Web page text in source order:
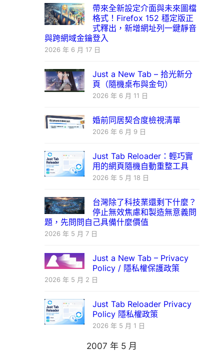
帶來全新設定介面與未來圖檔
格式！Firefox 152 穩定版正
式釋出，新增網址列一鍵靜音
與跨網域金鑰登入
2026 年 6 月 17 日
Just a New Tab – 拾光新分
頁（隨機桌布與金句）
2026 年 6 月 11 日
婚前同居契合度檢視清單
2026 年 6 月 9 日
Just Tab Reloader：輕巧實
用的網頁隨機自動重整工具
2026 年 5 月 18 日
台灣除了科技業還剩下什麼？
停止無效焦慮和製造無意義問
題，先問問自己具備什麼價值
2026 年 5 月 7 日
Just a New Tab – Privacy
Policy / 隱私權保護政策
2026 年 5 月 2 日
Just Tab Reloader Privacy
Policy 隱私權政策
2026 年 5 月 1 日
2007 年 5 月